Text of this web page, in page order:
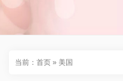
当前： 首页 » 美国